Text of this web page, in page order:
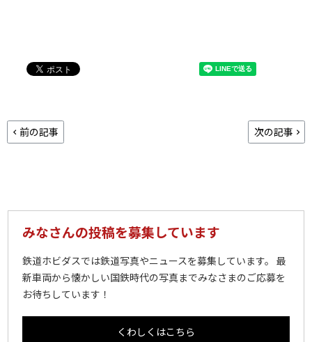
前の記事 次の記事
みなさんの投稿を募集しています
鉄道ホビダスでは鉄道写真やニュースを募集しています。 最
新車両から懐かしい国鉄時代の写真までみなさまのご応募を
お待ちしています！
くわしくはこちら